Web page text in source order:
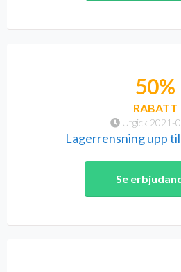
Utgick 2021-
50%
RABATT
Lagerrensning upp
Se